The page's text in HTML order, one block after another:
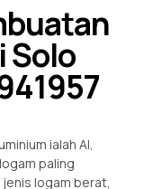
Solo
ialah Al,
paling
logam berat,